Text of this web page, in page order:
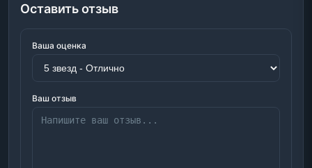
Оставить отзыв
Ваша оценка
Ваш отзыв